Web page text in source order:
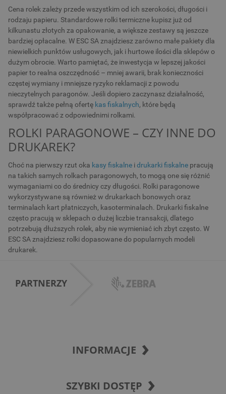
Cena rolek zależy przede wszystkim od ich szerokości, długości i
rodzaju papieru. Standardowe rolki termiczne kupisz już od
kilkunastu złotych za opakowanie, a większe zestawy są jeszcze
bardziej opłacalne. W ESC SA znajdziesz zarówno małe pakiety dla
niewielkich punktów usługowych, jak i hurtowe ilości dla sklepów o
dużym obrocie. Warto pamiętać, że inwestycja w lepszej jakości
papier to realna oszczędność – mniej awarii, brak konieczności
częstej wymiany i mniejsze ryzyko reklamacji z powodu
nieczytelnych paragonów. Jeśli dopiero zaczynasz działalność,
sprawdź także pełną ofertę kas fiskalnych, które będą
współpracować z odpowiednimi rolkami.
ROLKI PARAGONOWE – CZY INNE DO
DRUKAREK?
Choć na pierwszy rzut oka kasy fiskalne idrukarki fiskalne pracują
na takich samych rolkach paragonowych, to mogą one się różnić
wymaganiami co do średnicy czy długości. Rolki paragonowe
wykorzystywane są również w drukarkach bonowych oraz
terminalach kart płatniczych, kasoterminalach. Drukarki fiskalne
często pracują w sklepach o dużej liczbie transakcji, dlatego
potrzebują dłuższych rolek, aby nie wymieniać ich zbyt często. W
ESC SA znajdziesz rolki dopasowane do popularnych modeli
drukarek.
PARTNERZY
INFORMACJE
SZYBKI DOSTĘP